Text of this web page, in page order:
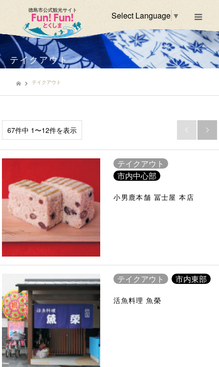
徳島市公式観光サイト Select Language ▼
テイクアウト
テイクアウト
67件中 1〜12件を表示  
テイクアウト
市内中心部
小男鹿本舗 冨士屋 本店
テイクアウト 市内東部
活魚料理 魚榮